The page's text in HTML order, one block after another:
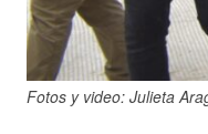
Fotos y video: Julieta